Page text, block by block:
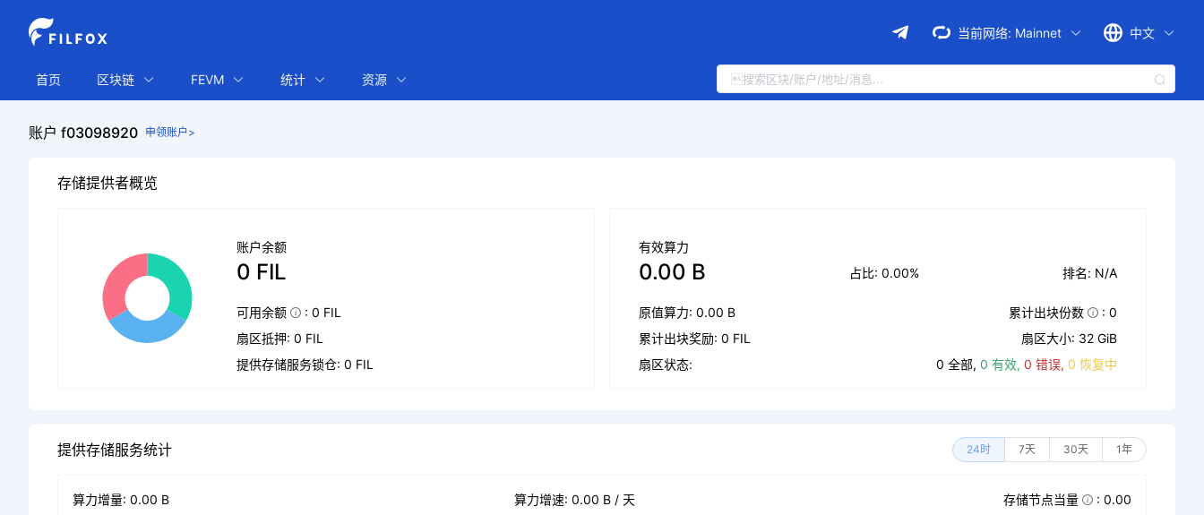
当前网络: Mainnet 中文
首页 区块链 FEVM 统计 资源
账户 f03098920 申领账户>
存储提供者概览
账户余额
0 FIL
可用余额
: 0 FIL
扇区抵押: 0 FIL
提供存储服务锁仓: 0 FIL
有效算力
0.00 B 占比: 0.00% 排名: N/A
原值算力: 0.00 B 累计出块份数
: 0
累计出块奖励: 0 FIL
扇区大小: 32 GiB
扇区状态:
0 全部, 0 有效, 0 错误, 0 恢复中
提供存储服务统计 24时 7天 30天 1年
算力增量: 0.00 B 算力增速: 0.00 B / 天 存储节点当量
: 0.00